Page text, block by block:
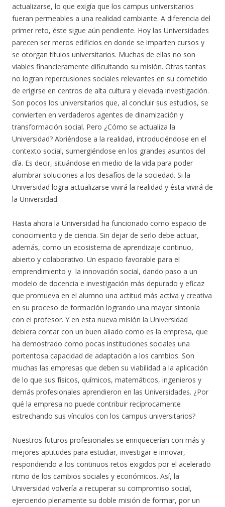
actualizarse, lo que exigía que los campus universitarios
fueran permeables a una realidad cambiante. A diferencia del
primer reto, éste sigue aún pendiente. Hoy las Universidades
parecen ser meros edificios en donde se imparten cursos y
se otorgan títulos universitarios. Muchas de ellas no son
viables financieramente dificultando su misión. Otras tantas
no logran repercusiones sociales relevantes en su cometido
de erigirse en centros de alta cultura y elevada investigación.
Son pocos los universitarios que, al concluir sus estudios, se
convierten en verdaderos agentes de dinamización y
transformación social. Pero ¿Cómo se actualiza la
Universidad? Abriéndose a la realidad, introduciéndose en el
contexto social, sumergiéndose en los grandes asuntos del
día. Es decir, situándose en medio de la vida para poder
alumbrar soluciones a los desafíos de la sociedad. Si la
Universidad logra actualizarse vivirá la realidad y ésta vivirá de
la Universidad.
Hasta ahora la Universidad ha funcionado como espacio de
conocimiento y de ciencia. Sin dejar de serlo debe actuar,
además, como un ecosistema de aprendizaje continuo,
abierto y colaborativo. Un espacio favorable para el
emprendimiento y la innovación social, dando paso a un
modelo de docencia e investigación más depurado y eficaz
que promueva en el alumno una actitud más activa y creativa
en su proceso de formación logrando una mayor sintonía
con el profesor. Y en esta nueva misión la Universidad
debiera contar con un buen aliado como es la empresa, que
ha demostrado como pocas instituciones sociales una
portentosa capacidad de adaptación a los cambios. Son
muchas las empresas que deben su viabilidad a la aplicación
de lo que sus físicos, químicos, matemáticos, ingenieros y
demás profesionales aprendieron en las Universidades. ¿Por
qué la empresa no puede contribuir recíprocamente
estrechando sus vínculos con los campus universitarios?
Nuestros futuros profesionales se enriquecerían con más y
mejores aptitudes para estudiar, investigar e innovar,
respondiendo a los continuos retos exigidos por el acelerado
ritmo de los cambios sociales y económicos. Así, la
Universidad volvería a recuperar su compromiso social,
ejerciendo plenamente su doble misión de formar, por un